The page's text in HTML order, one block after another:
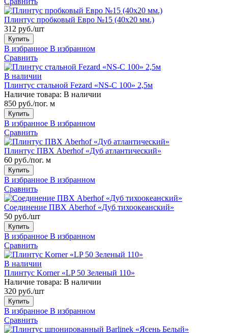
Плинтус пробковый Евро №15 (40x20 мм.)
312 руб./шт
Купить
В избранное В избранном
Сравнить
В наличии
Плинтус стальной Fezard «NS-C 100» 2,5м
Наличие товара: В наличии
850 руб./пог. м
Купить
В избранное В избранном
Сравнить
Плинтус ПВХ Aberhof «Дуб атлантический»
60 руб./пог. м
Купить
В избранное В избранном
Сравнить
Соединение ПВХ Aberhof «Дуб тихоокеанский»
50 руб./шт
Купить
В избранное В избранном
Сравнить
В наличии
Плинтус Korner «LP 50 Зеленый 110»
Наличие товара: В наличии
320 руб./шт
Купить
В избранное В избранном
Сравнить